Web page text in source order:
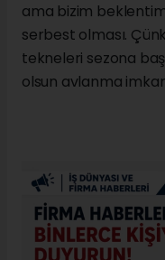
ama bizim
serbest olması.
tekneleri sezona
olsun avlanma